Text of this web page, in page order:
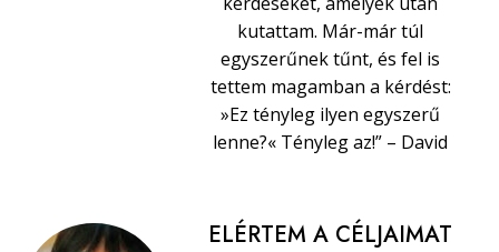
kutattam. Már-már túl
egyszerűnek tűnt, és fel is
tettem magamban a kérdést:
»Ez tényleg ilyen egyszerű
lenne?« Tényleg az!” – David
ELÉRTEM A CÉLJAIMAT